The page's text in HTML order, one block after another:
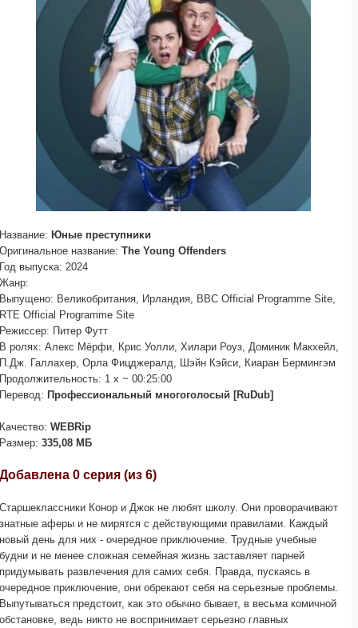
Название: Юные преступники
Оригинальное название: The Young Offenders
Год выпуска: 2024
Жанр:
Выпущено: Великобритания, Ирландия, BBC Official Programme Site,
RTE Official Programme Site
Режиссер: Питер Футт
В ролях: Алекс Мёрфи, Крис Уолли, Хилари Роуз, Доминик Макхейл,
П.Дж. Галлахер, Орла Фицджералд, Шэйн Кэйси, Киаран Бермингэм
Продолжительность: 1 x ~ 00:25:00
Перевод: Профессиональный многоголосый [RuDub]
Качество: WEBRip
Размер: 335,08 МБ
Добавлена 0 серия (из 6)
Старшеклассники Конор и Джок не любят школу. Они проворачивают
знатные аферы и не мирятся с действующими правилами. Каждый
новый день для них - очередное приключение. Трудные учебные
будни и не менее сложная семейная жизнь заставляет парней
придумывать развлечения для самих себя. Правда, пускаясь в
очередное приключение, они обрекают себя на серьезные проблемы.
Выпутываться предстоит, как это обычно бывает, в весьма комичной
обстановке, ведь никто не воспринимает серьезно главных